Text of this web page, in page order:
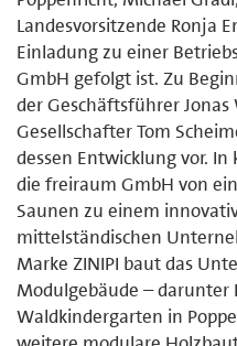
Landesvorsitzende Ronja
Einladung zu einer
GmbH gefolgt ist. Zu
der Geschäftsführer
Gesellschafter Tom
dessen Entwicklung vor.
die freiraum GmbH von
Saunen zu einem
mittelständischen
Marke ZINIPI baut das
Modulgebäude – darunter
Waldkindergarten in